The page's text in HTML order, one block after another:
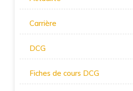
Carrière
DCG
Fiches de cours DCG